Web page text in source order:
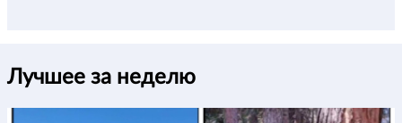
Лучшее за неделю